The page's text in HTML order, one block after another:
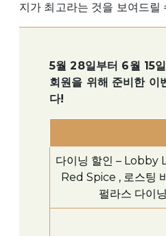
지가 최고라는 것을 보여드릴
5월 28일부터 6월 15
회원을 위해 준비한 이
다!
다이닝 할인 –
Red Spice , 로스팅
펄라스 다이